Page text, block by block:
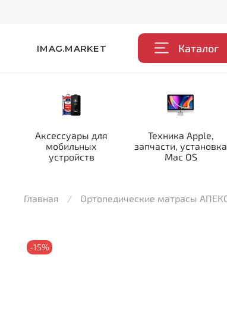
IMAG.MARKET Каталог
Аксессуары для
мобильных
устройств
Техника Apple,
запчасти, установка
Mac OS
Главная Ортопедические матрасы
-15%